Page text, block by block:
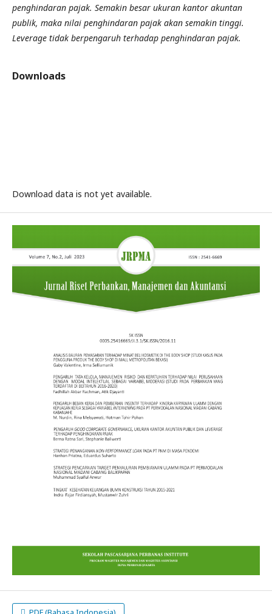
penghindaran pajak. Semakin besar ukuran kantor akuntan
publik, maka nilai penghindaran pajak akan semakin tinggi.
Leverage tidak berpengaruh terhadap penghindaran pajak.
Downloads
Download data is not yet available.